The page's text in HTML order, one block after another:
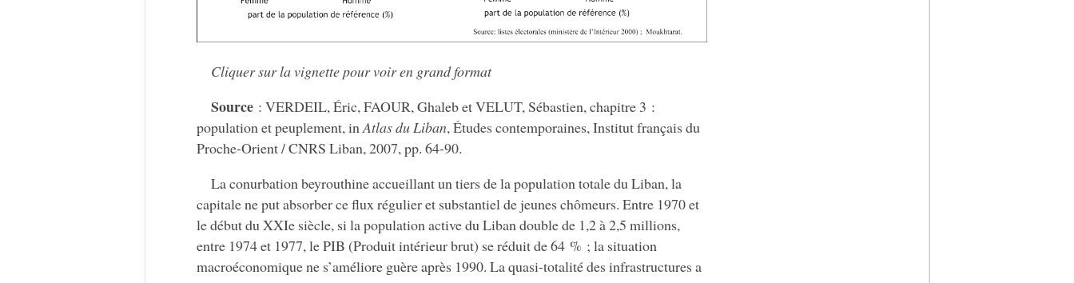
Cliquer sur la vignette pour voir en grand format
Source: VERDEIL, Éric, FAOUR, Ghaleb et VELUT, Sébastien, chapitre 3 :
population et peuplement, inAtlas du Liban, Études contemporaines, Institut français du
Proche-Orient / CNRS Liban, 2007, pp. 64-90.
La conurbation beyrouthine accueillant un tiers de la population totale du Liban, la
capitale ne put absorber ce flux régulier et substantiel de jeunes chômeurs. Entre 1970 et
le début du XXIe siècle, si la population active du Liban double de 1,2 à 2,5 millions,
entre 1974 et 1977, le PIB (Produit intérieur brut) se réduit de 64 % ; la situation
macroéconomique ne s’améliore guère après 1990. La quasi-totalité des infrastructures a